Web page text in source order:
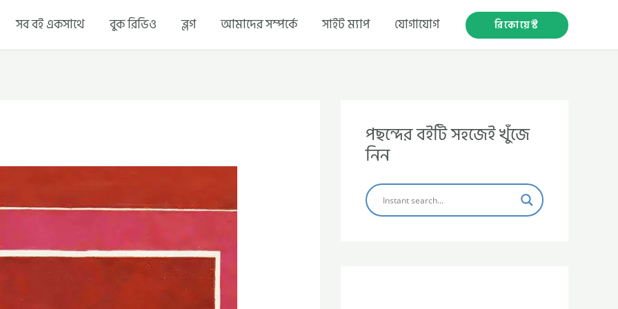
সব বই একসাথে বুক রিভিও ব্লগ আমাদের সম্পর্কে সাইট ম্যাপ যোগাযোগ রিকোয়েস্ট
পছন্দের বইটি সহজেই খুঁজে
নিন